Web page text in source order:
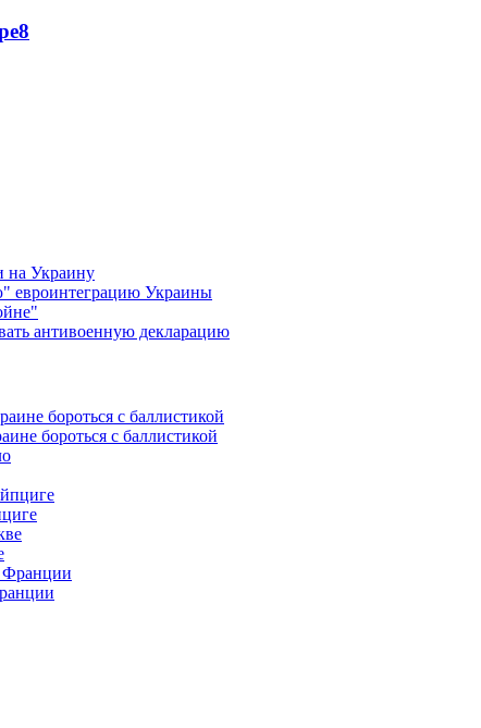
8
на Украину
евроинтеграцию Украины
антивоенную декларацию
бороться с баллистикой